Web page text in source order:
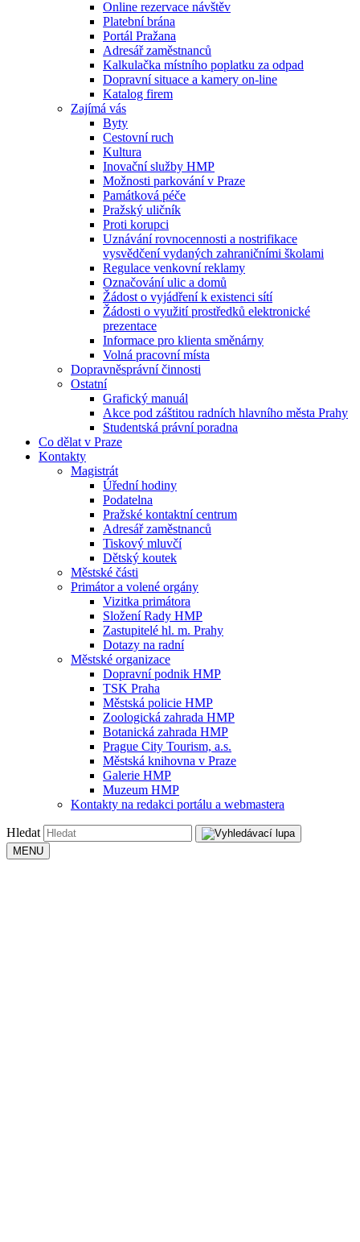
Online rezervace návštěv
Platební brána
Portál Pražana
Adresář zaměstnanců
Kalkulačka místního poplatku za odpad
Dopravní situace a kamery on-line
Katalog firem
Zajímá vás
Byty
Cestovní ruch
Kultura
Inovační služby HMP
Možnosti parkování v Praze
Památková péče
Pražský uličník
Proti korupci
Uznávání rovnocennosti a nostrifikace
vysvědčení vydaných zahraničními školami
Regulace venkovní reklamy
Označování ulic a domů
Žádost o vyjádření k existenci sítí
Žádosti o využití prostředků elektronické
prezentace
Informace pro klienta směnárny
Volná pracovní místa
Dopravněsprávní činnosti
Ostatní
Grafický manuál
Akce pod záštitou radních hlavního města Prahy
Studentská právní poradna
Co dělat v Praze
Kontakty
Magistrát
Úřední hodiny
Podatelna
Pražské kontaktní centrum
Adresář zaměstnanců
Tiskový mluvčí
Dětský koutek
Městské části
Primátor a volené orgány
Vizitka primátora
Složení Rady HMP
Zastupitelé hl. m. Prahy
Dotazy na radní
Městské organizace
Dopravní podnik HMP
TSK Praha
Městská policie HMP
Zoologická zahrada HMP
Botanická zahrada HMP
Prague City Tourism, a.s.
Městská knihovna v Praze
Galerie HMP
Muzeum HMP
Kontakty na redakci portálu a webmastera
Hledat
MENU